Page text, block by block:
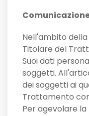
Nell'ambito
Titolare del
Suoi dati
soggetti.
dei soggetti ai
Trattamento
Per agevolare